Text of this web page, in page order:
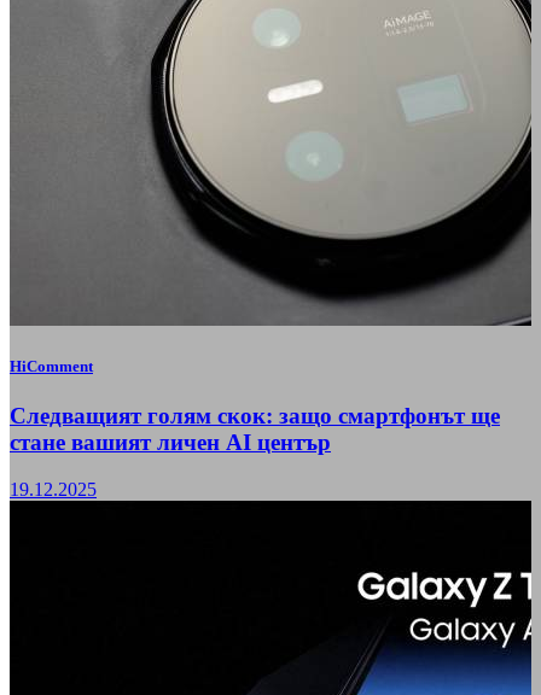
HiComment
Следващият голям скок: защо смартфонът ще
стане вашият личен AI център
19.12.2025